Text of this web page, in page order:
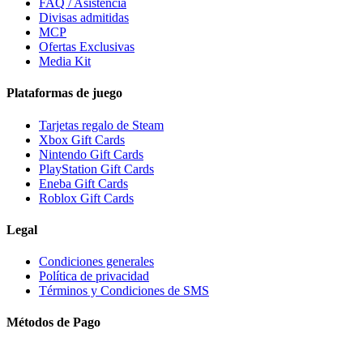
FAQ / Asistencia
Divisas admitidas
MCP
Ofertas Exclusivas
Media Kit
Plataformas de juego
Tarjetas regalo de Steam
Xbox Gift Cards
Nintendo Gift Cards
PlayStation Gift Cards
Eneba Gift Cards
Roblox Gift Cards
Legal
Condiciones generales
Política de privacidad
Términos y Condiciones de SMS
Métodos de Pago